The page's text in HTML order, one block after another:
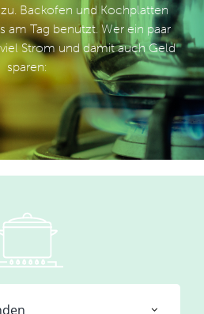
Backofen und Kochplatten
Tag benutzt. Wer ein paar
Strom und damit auch Geld
sparen: